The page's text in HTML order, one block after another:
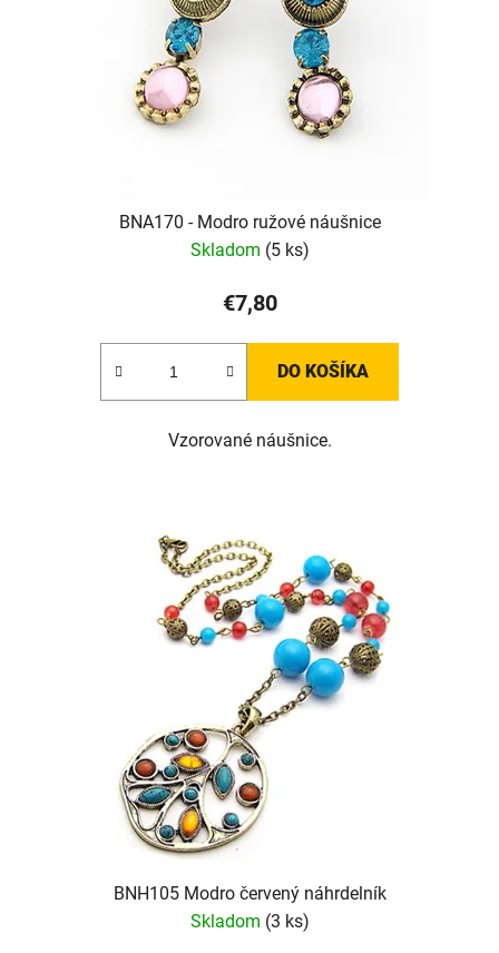
BNA170 - Modro ružové náušnice
Skladom (5 ks)
€7,80
DO KOŠÍKA
Vzorované náušnice.
BNH105 Modro červený náhrdelník
Skladom (3 ks)